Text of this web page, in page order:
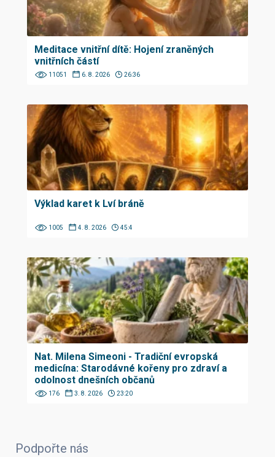
Meditace vnitřní dítě: Hojení zraněných
vnitřních částí
11051 6. 8. 2026 26:36
Výklad karet k Lví bráně
1005 4. 8. 2026 45:4
Nat. Milena Simeoni - Tradiční evropská
medicína: Starodávné kořeny pro zdraví a
odolnost dnešních občanů
176 3. 8. 2026 23:20
Podpořte nás